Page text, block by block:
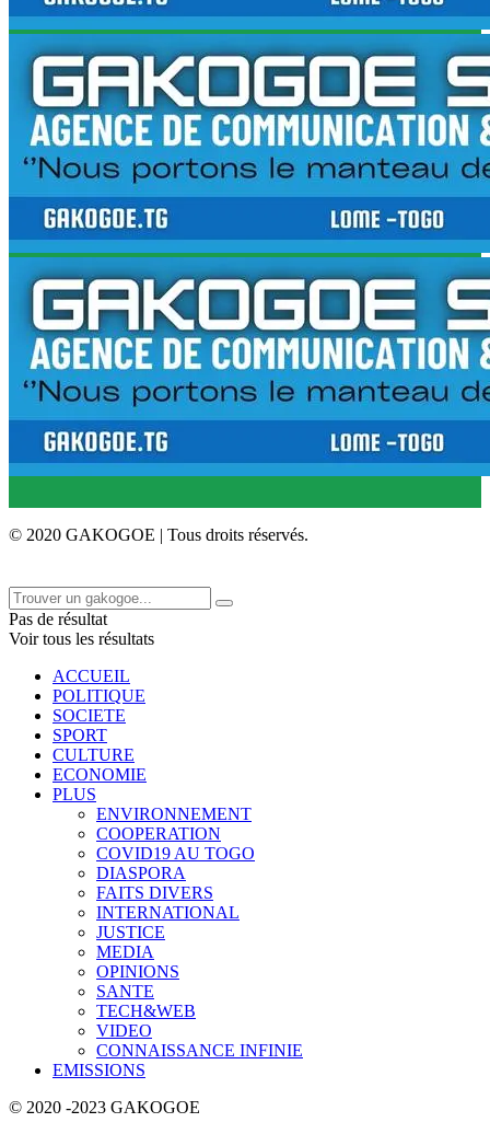
© 2020 GAKOGOE | Tous droits réservés.
Pas de résultat
Voir tous les résultats
ACCUEIL
POLITIQUE
SOCIETE
SPORT
CULTURE
ECONOMIE
PLUS
ENVIRONNEMENT
COOPERATION
COVID19 AU TOGO
DIASPORA
FAITS DIVERS
INTERNATIONAL
JUSTICE
MEDIA
OPINIONS
SANTE
TECH&WEB
VIDEO
CONNAISSANCE INFINIE
EMISSIONS
© 2020 -2023 GAKOGOE